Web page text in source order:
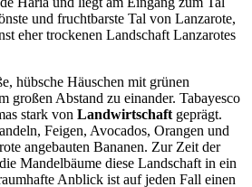
und fruchtbarste Tal von Lanzarote,
eher trockenen Landschaft Lanzarotes
hübsche Häuschen mit grünen
großen Abstand zu einander. Tabayesco
stark von Landwirtschaft geprägt.
Feigen, Avocados, Orangen und
angebauten Bananen. Zur Zeit der
Mandelbäume diese Landschaft in ein
Anblick ist auf jeden Fall einen